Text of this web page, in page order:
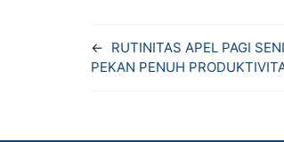
c
i
a
l
← RUTINITAS APEL PAGI
PEKAN PENUH